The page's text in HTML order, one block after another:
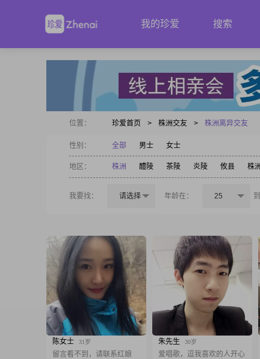
我的珍爱 搜索
位置： 珍爱首页 > 株洲交友 > 株洲离异交友
性别： 全部 男士 女士
地区： 株洲 醴陵 茶陵 炎陵 攸县 株
我要找： 请选择 年龄在： 25 到
陈女士 31岁
留言看不到，请联系红娘
朱先生 30岁
爱唱歌，逗我喜欢的人开心